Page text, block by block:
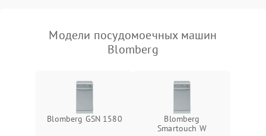
Модели посудомоечных машин
Blomberg
Blomberg GSN 1580
Blomberg
Smartouch W